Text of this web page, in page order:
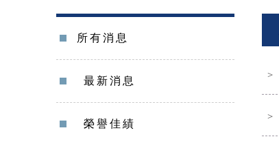
所有消息
最新消息
榮譽佳績
>
>